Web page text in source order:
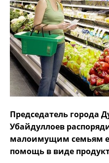
Председатель города
Убайдуллоев
малоимущим семьям
помощь в виде